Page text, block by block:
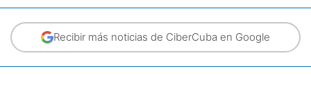
Recibir más noticias de CiberCuba en Google